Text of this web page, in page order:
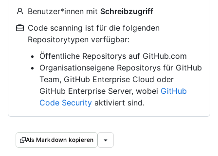
Benutzer*innen mit Schreibzugriff
Code scanning ist für die folgenden
Repositorytypen verfügbar:
Öffentliche Repositorys auf GitHub.com
Organisationseigene Repositorys für GitHub
Team, GitHub Enterprise Cloud oder
GitHub Enterprise Server, wobei GitHub
Code Security aktiviert sind.
Als Markdown kopieren